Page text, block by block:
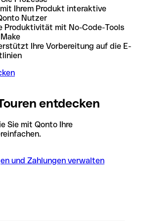
Ihrem Produkt interaktive
Nutzer
Produktivität mit No-Code-Tools
Ihre Vorbereitung auf die E-
entdecken
Sie mit Qonto Ihre
und Zahlungen verwalten